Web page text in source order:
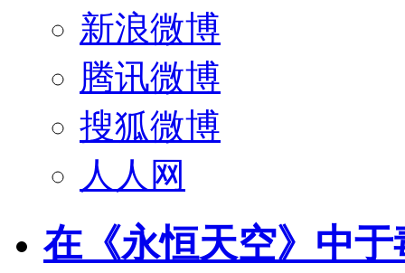
新浪微博
腾讯微博
搜狐微博
人人网
在《永恒天空》中